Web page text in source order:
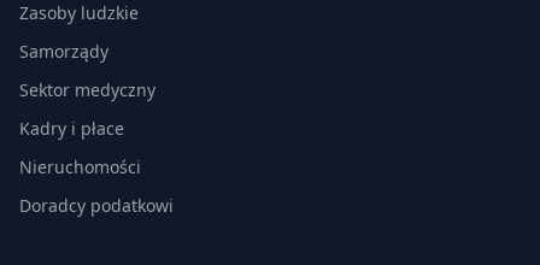
Zasoby ludzkie
Samorządy
Sektor medyczny
Kadry i płace
Nieruchomości
Doradcy podatkowi